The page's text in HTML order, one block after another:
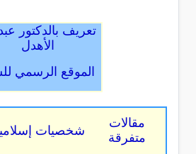
تعريف بالدكتور
الأهدل
الموقع الرسمي
مقالات
متفرقة
شخصيات